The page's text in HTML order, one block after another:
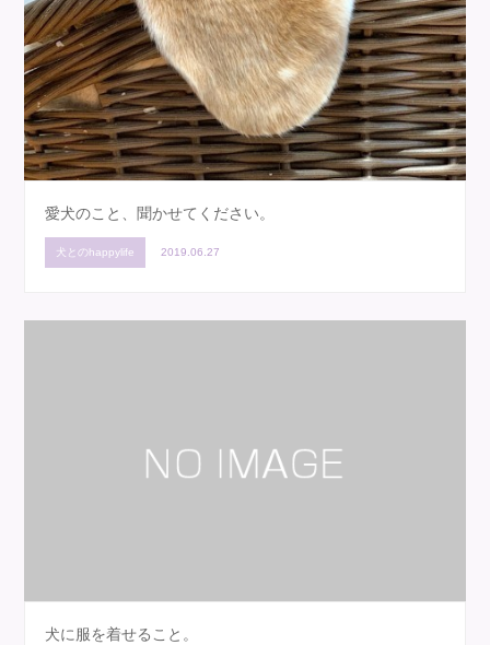
愛犬のこと、聞かせてください。
犬とのhappylife 2019.06.27
犬に服を着せること。